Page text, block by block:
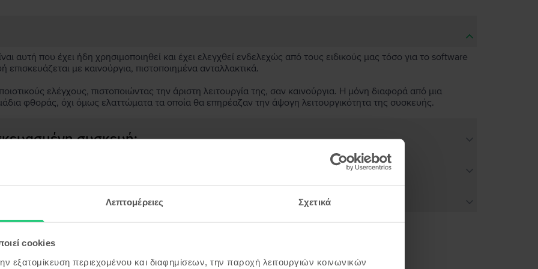
Λεπτομέρειες Σχετικά
cookies
εξατομίκευση περιεχομένου και διαφημίσεων, την παροχή λειτουργιών κοινωνικών
αυτή που έχει ήδη χρησιμοποιηθεί και έχει ελεγχθεί ενδελεχώς από τους ειδικούς μας τόσο για το software
με καινούργια, πιστοποιημένα ανταλλακτικά.
ελέγχους, πιστοποιώντας την άριστη λειτουργία της, σαν καινούργια. Η μόνη διαφορά από μια
φθοράς, όχι όμως ελαττώματα τα οποία θα επηρέαζαν την άψογη λειτουργικότητα της συσκευής.
συσκευή;